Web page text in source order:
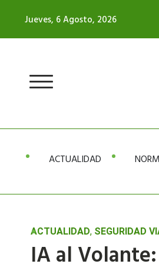
contenido
Jueves, 6 Agosto, 2026
ACTUALIDAD
ACTUALIDAD, SEGURIDAD
IA al